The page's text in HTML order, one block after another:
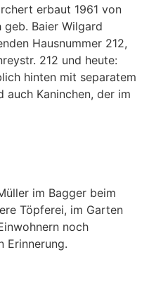
erbaut 1961 von
Baier Wilgard
Hausnummer 212,
212 und heute:
hinten mit separatem
auch Kaninchen, der im
im Bagger beim
Töpferei, im Garten
noch
Erinnerung.